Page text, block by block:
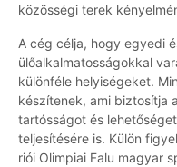
közösségi terek
A cég célja, hogy egyedi
ülőalkalmatosságokkal
különféle helyiségeket.
készítenek, ami biztosítja
tartósságot és
teljesítésére is. Külön
riói Olimpiai Falu magyar